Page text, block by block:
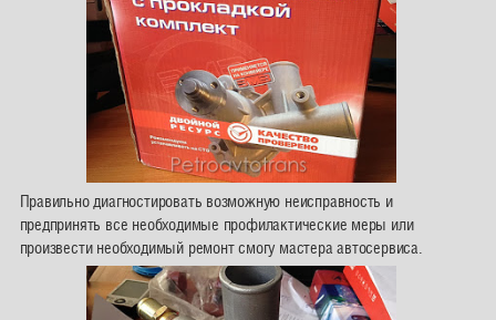
Правильно диагностировать возможную неисправность и
предпринять все необходимые профилактические меры или
произвести необходимый ремонт смогу мастера автосервиса.